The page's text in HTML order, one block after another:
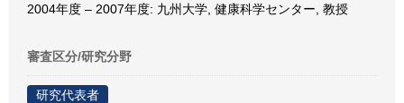
2004年度 – 2007年度: 九州大学, 健康科学センター, 教授
審査区分/研究分野
研究代表者